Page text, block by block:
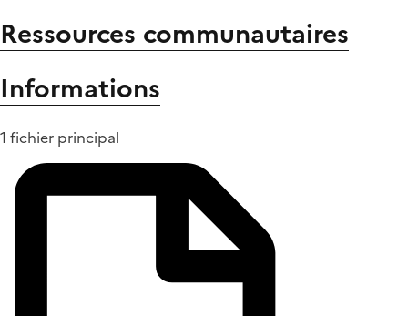
Ressources communautaires
Informations
1 fichier principal